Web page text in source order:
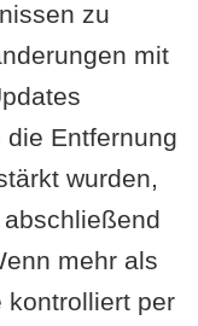
zu
mit
Entfernung
wurden,
mehr als
kontrolliert per